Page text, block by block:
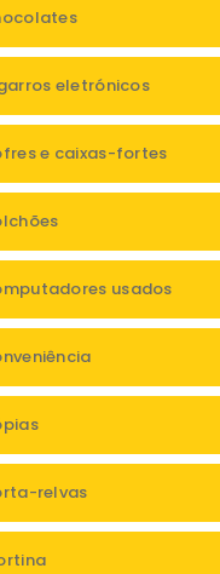
eletrónicos
e caixas-fortes
usados
relvas